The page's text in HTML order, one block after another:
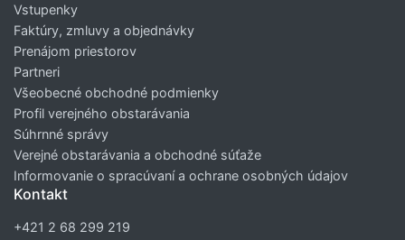
Vstupenky
Faktúry, zmluvy a objednávky
Prenájom priestorov
Partneri
Všeobecné obchodné podmienky
Profil verejného obstarávania
Súhrnné správy
Verejné obstarávania a obchodné súťaže
Informovanie o spracúvaní a ochrane osobných údajov
Kontakt
+421 2 68 299 219